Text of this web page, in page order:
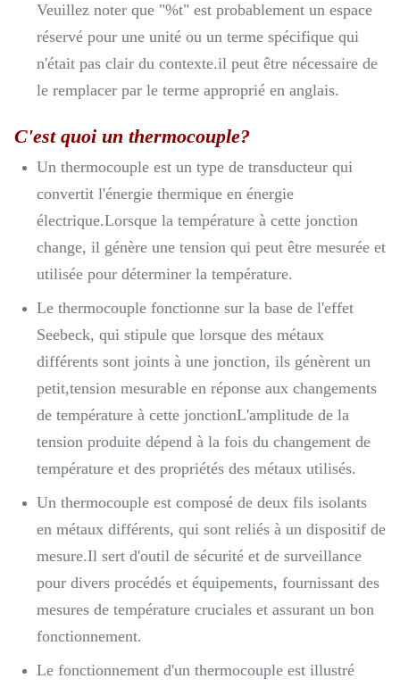
Veuillez noter que "%t" est probablement un espace
réservé pour une unité ou un terme spécifique qui
n'était pas clair du contexte.il peut être nécessaire de
le remplacer par le terme approprié en anglais.
C'est quoi un thermocouple?
Un thermocouple est un type de transducteur qui
convertit l'énergie thermique en énergie
électrique.Lorsque la température à cette jonction
change, il génère une tension qui peut être mesurée et
utilisée pour déterminer la température.
Le thermocouple fonctionne sur la base de l'effet
Seebeck, qui stipule que lorsque des métaux
différents sont joints à une jonction, ils génèrent un
petit,tension mesurable en réponse aux changements
de température à cette jonctionL'amplitude de la
tension produite dépend à la fois du changement de
température et des propriétés des métaux utilisés.
Un thermocouple est composé de deux fils isolants
en métaux différents, qui sont reliés à un dispositif de
mesure.Il sert d'outil de sécurité et de surveillance
pour divers procédés et équipements, fournissant des
mesures de température cruciales et assurant un bon
fonctionnement.
Le fonctionnement d'un thermocouple est illustré